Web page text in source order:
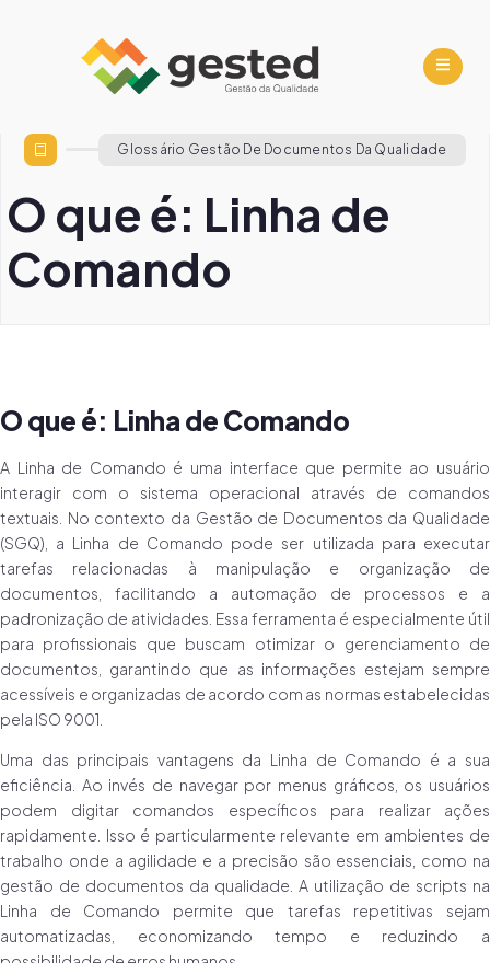
Glossário Gestão De Documentos Da Qualidade
O que é: Linha de
Comando
O que é: Linha de Comando
A Linha de Comando é uma interface que permite ao usuário
interagir com o sistema operacional através de comandos
textuais. No contexto da Gestão de Documentos da Qualidade
(SGQ), a Linha de Comando pode ser utilizada para executar
tarefas relacionadas à manipulação e organização de
documentos, facilitando a automação de processos e a
padronização de atividades. Essa ferramenta é especialmente útil
para profissionais que buscam otimizar o gerenciamento de
documentos, garantindo que as informações estejam sempre
acessíveis e organizadas de acordo com as normas estabelecidas
pela ISO 9001.
Uma das principais vantagens da Linha de Comando é a sua
eficiência. Ao invés de navegar por menus gráficos, os usuários
podem digitar comandos específicos para realizar ações
rapidamente. Isso é particularmente relevante em ambientes de
trabalho onde a agilidade e a precisão são essenciais, como na
gestão de documentos da qualidade. A utilização de scripts na
Linha de Comando permite que tarefas repetitivas sejam
automatizadas, economizando tempo e reduzindo a